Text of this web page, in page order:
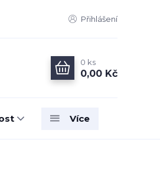
Přihlášení
0 ks
0,00 Kč
Více